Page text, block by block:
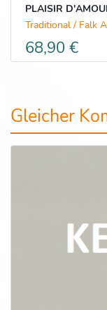
PLAISIR
Traditional / Falk
68,90 €
Gleicher